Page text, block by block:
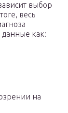
выбор
весь
данные как:
на